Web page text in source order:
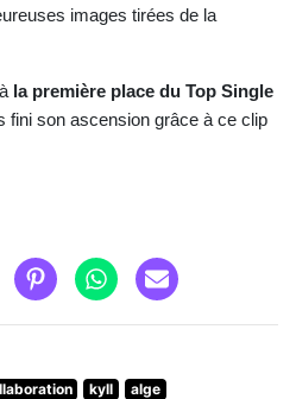
images tirées de la
la première place du Top Single
fini son ascension grâce à ce clip
kyll alge